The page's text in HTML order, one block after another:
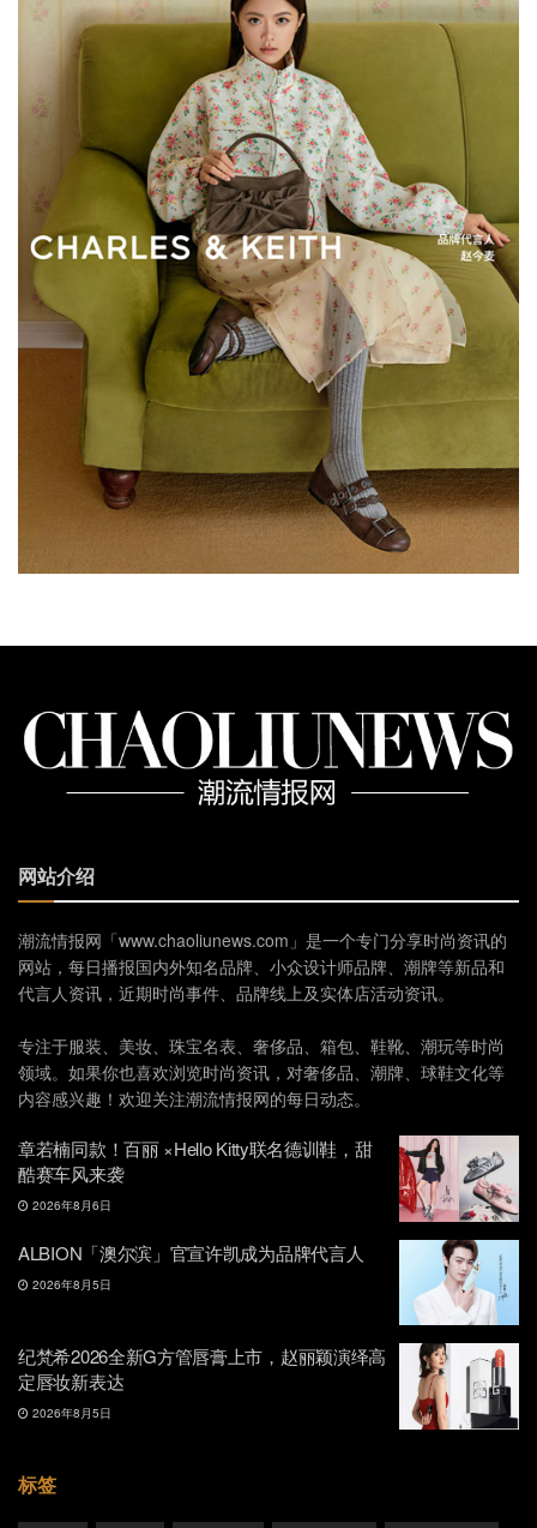
网站介绍
潮流情报网「www.chaoliunews.com」是一个专门分享时尚资讯的
网站，每日播报国内外知名品牌、小众设计师品牌、潮牌等新品和
代言人资讯，近期时尚事件、品牌线上及实体店活动资讯。
专注于服装、美妆、珠宝名表、奢侈品、箱包、鞋靴、潮玩等时尚
领域。如果你也喜欢浏览时尚资讯，对奢侈品、潮牌、球鞋文化等
内容感兴趣！欢迎关注潮流情报网的每日动态。
章若楠同款！百丽 ×Hello Kitty联名德训鞋，甜
酷赛车风来袭
2026年8月6日
ALBION「澳尔滨」官宣许凯成为品牌代言人
2026年8月5日
纪梵希2026全新G方管唇膏上市，赵丽颖演绎高
定唇妆新表达
2026年8月5日
标签